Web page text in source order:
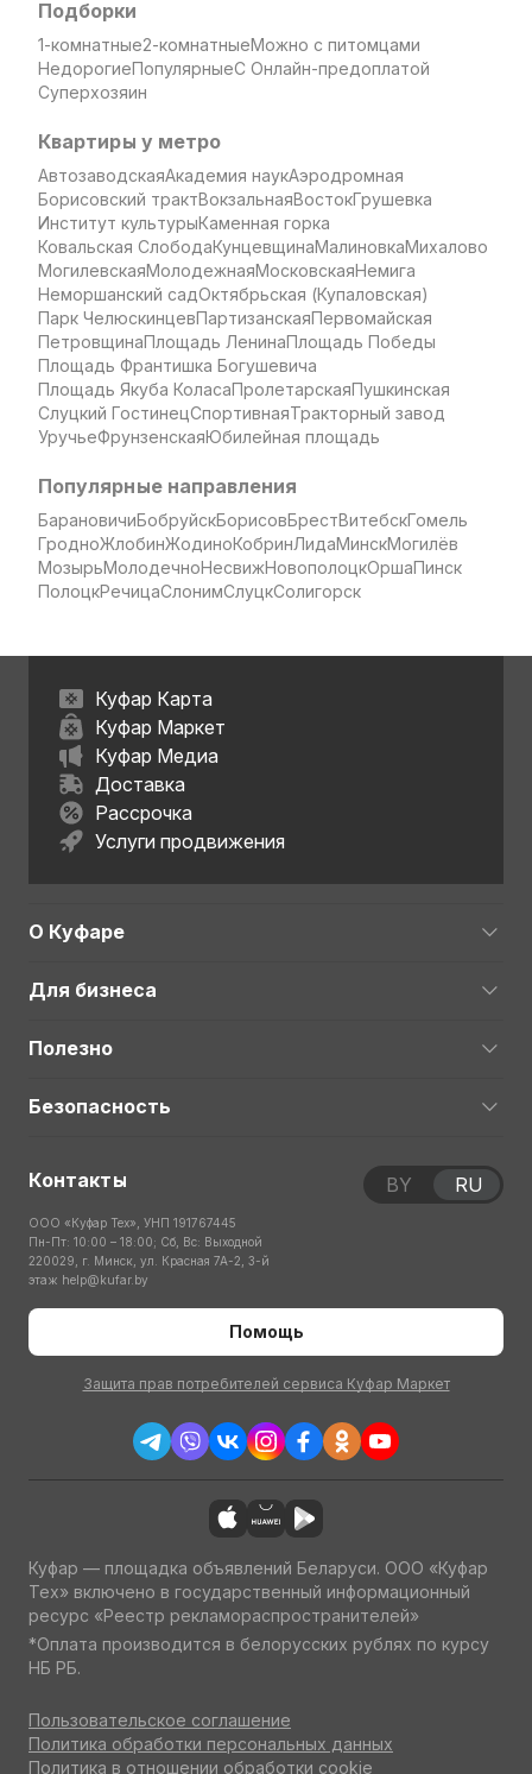
Подборки
1-комнатные2-комнатныеМожно с питомцами
НедорогиеПопулярныеС Онлайн-предоплатой
Суперхозяин
Квартиры у метро
АвтозаводскаяАкадемия наукАэродромная
Борисовский трактВокзальнаяВостокГрушевка
Институт культурыКаменная горка
Ковальская СлободаКунцевщинаМалиновкаМихалово
МогилевскаяМолодежнаяМосковскаяНемига
Неморшанский садОктябрьская (Купаловская)
Парк ЧелюскинцевПартизанскаяПервомайская
ПетровщинаПлощадь ЛенинаПлощадь Победы
Площадь Франтишка Богушевича
Площадь Якуба КоласаПролетарскаяПушкинская
Слуцкий ГостинецСпортивнаяТракторный завод
УручьеФрунзенскаяЮбилейная площадь
Популярные направления
БарановичиБобруйскБорисовБрестВитебскГомель
ГродноЖлобинЖодиноКобринЛидаМинскМогилёв
МозырьМолодечноНесвижНовополоцкОршаПинск
ПолоцкРечицаСлонимСлуцкСолигорск
Куфар Карта
Куфар Маркет
Куфар Медиа
Доставка
Рассрочка
Услуги продвижения
О Куфаре
Для бизнеса
Полезно
Безопасность
Контакты
ООО «Куфар Тех», УНП 191767445
Пн-Пт: 10:00 – 18:00; Сб, Вс: Выходной
220029, г. Минск, ул. Красная 7А-2, 3-й
этаж help@kufar.by
Помощь
Защита прав потребителей сервиса Куфар Маркет
BY RU
Куфар — площадка объявлений Беларуси. ООО «Куфар
Тех» включено в государственный информационный
ресурс «Реестр рекламораспространителей»
*Оплата производится в белорусских рублях по курсу
НБ РБ.
Пользовательское соглашение
Политика обработки персональных данных
Политика в отношении обработки cookie